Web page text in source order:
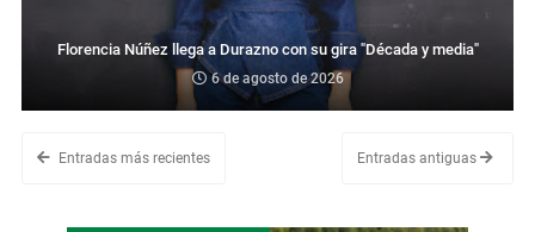
Florencia Núñez llega a Durazno con su gira "Década y media"
6 de agosto de 2026
Entradas más recientes Entradas antiguas